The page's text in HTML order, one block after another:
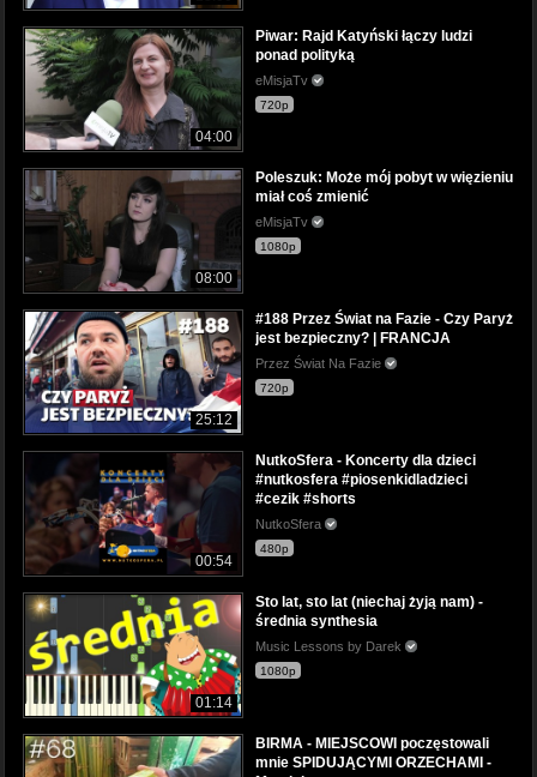
04:00
Piwar: Rajd Katyński łączy ludzi
ponad polityką
eMisjaTv
720p
08:00
Poleszuk: Może mój pobyt w więzieniu
miał coś zmienić
eMisjaTv
1080p
25:12
#188 Przez Świat na Fazie - Czy Paryż
jest bezpieczny? | FRANCJA
Przez Świat Na Fazie
720p
00:54
NutkoSfera - Koncerty dla dzieci
#nutkosfera #piosenkidladzieci
#cezik #shorts
NutkoSfera
480p
01:14
Sto lat, sto lat (niechaj żyją nam) -
średnia synthesia
Music Lessons by Darek
1080p
BIRMA - MIEJSCOWI poczęstowali
mnie SPIDUJĄCYMI ORZECHAMI -